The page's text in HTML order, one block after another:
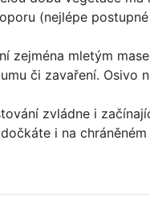
(nejlépe
zejména mletým
či zavaření. Osivo
zvládne i
i na